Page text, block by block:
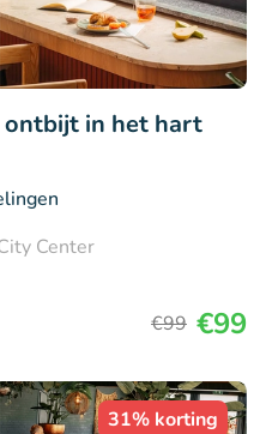
ontbijt in het hart
Center
€99 €99
31% korting